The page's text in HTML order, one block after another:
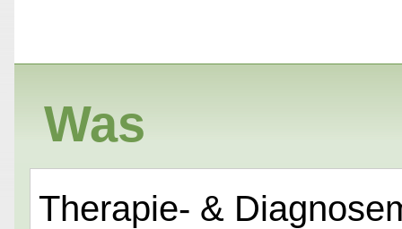
Was
Therapie- &